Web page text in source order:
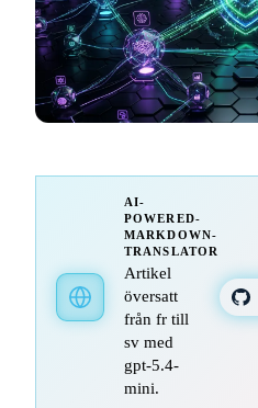
AI-
POWERED-
MARKDOWN-
TRANSLATOR
Artikel
översatt
från fr till
sv med
gpt-5.4-
mini.